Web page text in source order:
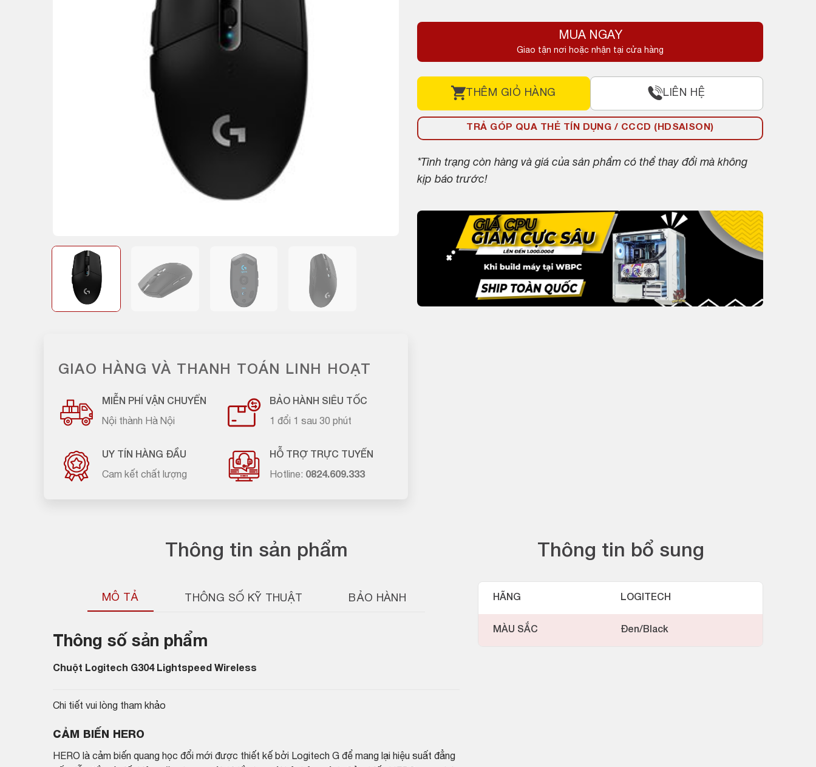
GIAO HÀNG VÀ THANH TOÁN LINH HOẠT
MIỄN PHÍ VẬN CHUYỂN
Nội thành Hà Nội
BẢO HÀNH SIÊU TỐC
1 đổi 1 sau 30 phút
UY TÍN HÀNG ĐẦU
Cam kết chất lượng
HỖ TRỢ TRỰC TUYẾN
Hotline: 0824.609.333
là:
850,000 ₫.
tại
800,000 ₫.
MUA NGAY
Giao tận nơi hoặc nhận tại cửa hàng
THÊM GIỎ HÀNG LIÊN HỆ
TRẢ GÓP QUA THẺ TÍN DỤNG / CCCD (HDSAISON)
*Tình trạng còn hàng và giá của sản phẩm có thể thay đổi mà không
kịp báo trước!
Thông tin sản phẩm
MÔ TẢ THÔNG SỐ KỸ THUẬT BẢO HÀNH
Thông số sản phẩm
Chuột Logitech G304 Lightspeed Wireless
Chi tiết vui lòng tham khảo
CẢM BIẾN HERO
HERO là cảm biến quang học đổi mới được thiết kế bởi Logitech G để mang lại hiệu suất đẳng
Thông tin bổ sung
HÃNG LOGITECH
MÀU SẮC Đen/Black